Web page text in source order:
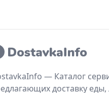
— Каталог
доставку еды,